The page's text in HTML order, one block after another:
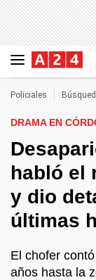
Policiales
DRAMA EN
habló el
y dio
últimas
El chofer
años hasta la